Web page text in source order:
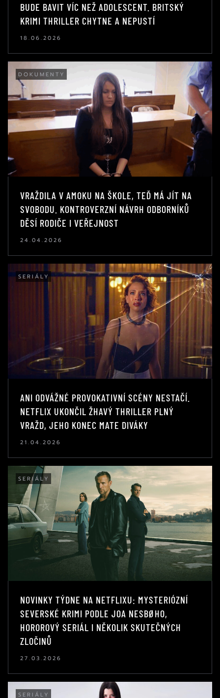
BUDE BAVIT VÍC NEŽ ADOLESCENT. BRITSKÝ
KRIMI THRILLER CHYTNE A NEPUSTÍ
18.06.2026
DOKUMENTY
VRAŽDILA V AMOKU NA ŠKOLE, TEĎ MÁ JÍT NA
SVOBODU. KONTROVERZNÍ NÁVRH ODBORNÍKŮ
DĚSÍ RODIČE I VEŘEJNOST
24.04.2026
SERIÁLY
ANI ODVÁŽNÉ PROVOKATIVNÍ SCÉNY NESTAČÍ.
NETFLIX UKONČIL ŽHAVÝ THRILLER PLNÝ
VRAŽD, JEHO KONEC MATE DIVÁKY
21.04.2026
SERIÁLY
NOVINKY TÝDNE NA NETFLIXU: MYSTERIÓZNÍ
SEVERSKÉ KRIMI PODLE JOA NESBØHO,
HOROROVÝ SERIÁL I NĚKOLIK SKUTEČNÝCH
ZLOČINŮ
27.03.2026
SERIÁLY